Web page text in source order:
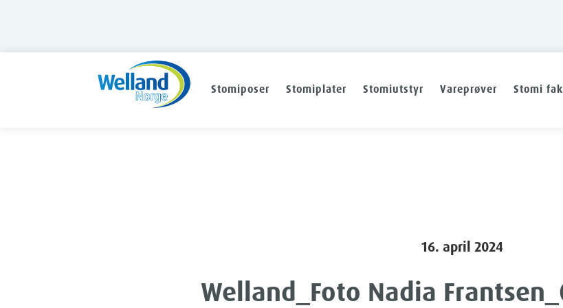
Stomiposer Stomiplater Stomiutstyr Vareprøver Stomi
16. april 2024
Welland_Foto Nadia